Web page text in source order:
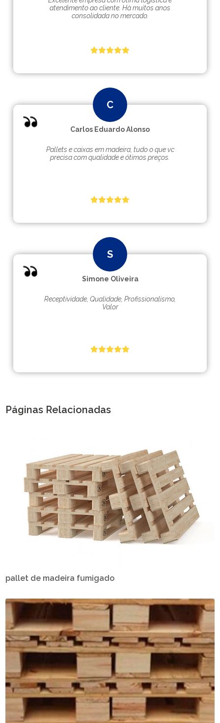
atendimento ao cliente. Hà muitos anos
consolidada no mercado.
Carlos Eduardo Alonso
Pallets e caixas em madeira, tudo o que vc
precisa com qualidade e ótimos preços.
Simone Oliveira
Receptividade, Qualidade, Profissionalismo,
Valor
Páginas Relacionadas
pallet de madeira fumigado